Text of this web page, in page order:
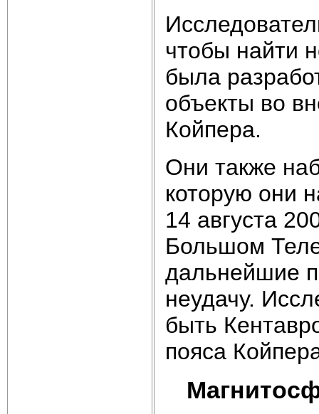
чтобы найти
была
объекты во
Койпера.
Они также
которую они
14 августа
Большом
дальнейшие
неудачу.
быть
пояса